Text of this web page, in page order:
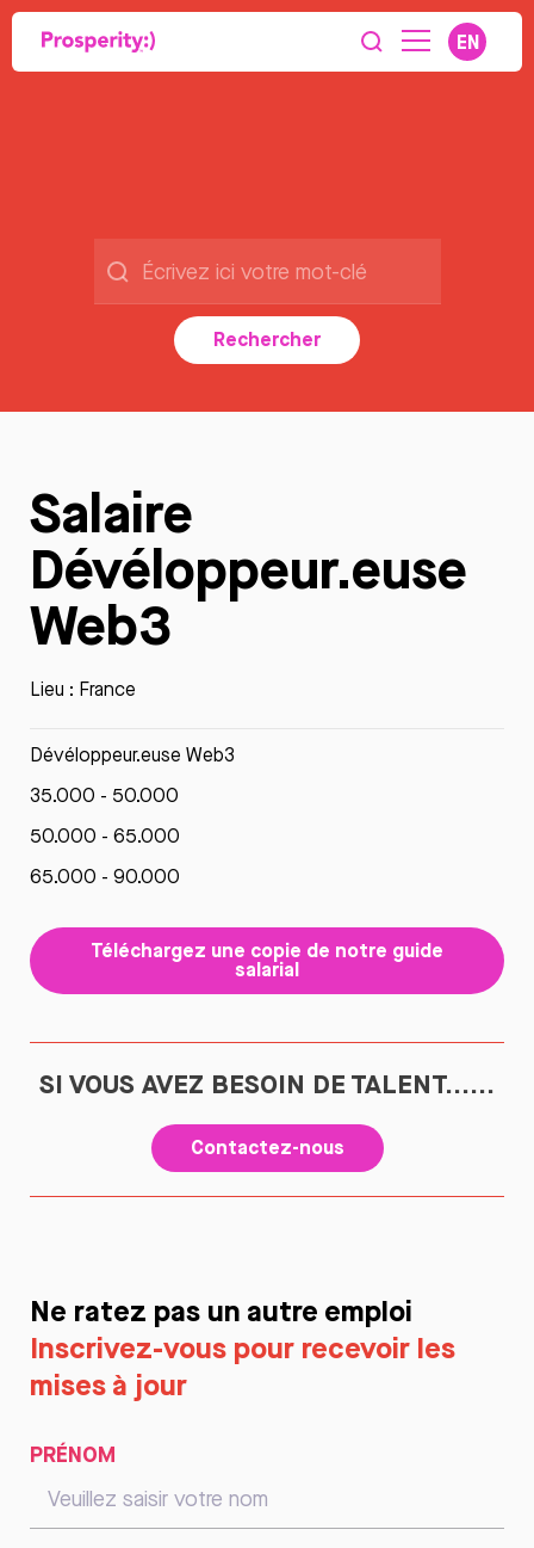
EN
Rechercher
Salaire
Dévéloppeur.euse
Web3
Lieu : France
Dévéloppeur.euse Web3
35.000 - 50.000
50.000 - 65.000
65.000 - 90.000
Téléchargez une copie de notre guide
salarial
SI VOUS AVEZ BESOIN DE TALENT......
Contactez-nous
Ne ratez pas un autre emploi
Inscrivez-vous pour recevoir les
mises à jour
PRÉNOM